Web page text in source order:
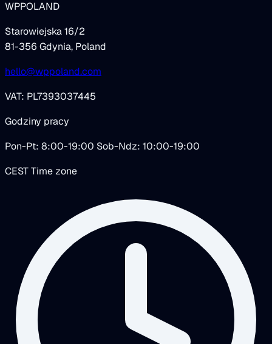
WPPOLAND
Starowiejska 16/2
81-356 Gdynia, Poland
hello@wppoland.com
VAT: PL7393037445
Godziny pracy
Pon-Pt: 8:00-19:00 Sob-Ndz: 10:00-19:00
CEST Time zone